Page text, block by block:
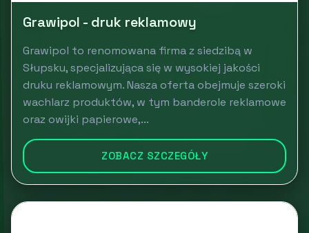
Grawipol - druk reklamowy
Grawipol to renomowana firma z siedzibą w
Słupsku, specjalizująca się w wysokiej jakości
druku reklamowym. Nasza oferta obejmuje szeroki
wachlarz produktów, w tym banderole reklamowe
oraz owijki papierowe,...
ZOBACZ SZCZEGÓŁY